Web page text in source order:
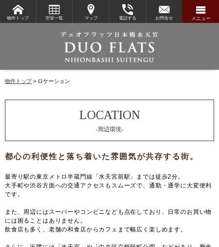
物件トップ 空室一覧 マップ 電話する お問合せ メニュー
物件トップ ロケーション
-周辺環境-
最寄り駅の東京メトロ半蔵門線「水天宮前駅」までは徒歩2分。
大手町や渋谷方面への交通アクセスもスムーズで、通勤・通学に大変便利
です。
また、周辺にはスーパーやコンビニなども点在しており、日常のお買い物
には困ることはありません。
飲食店も多く、老舗の和食店からカフェまで幅広く楽しめます。